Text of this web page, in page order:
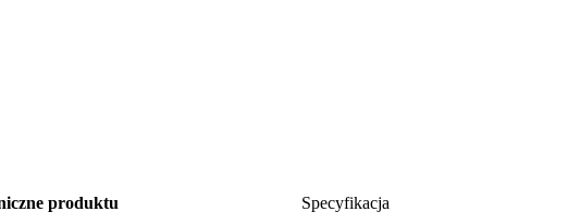
produktu Specyfikacja